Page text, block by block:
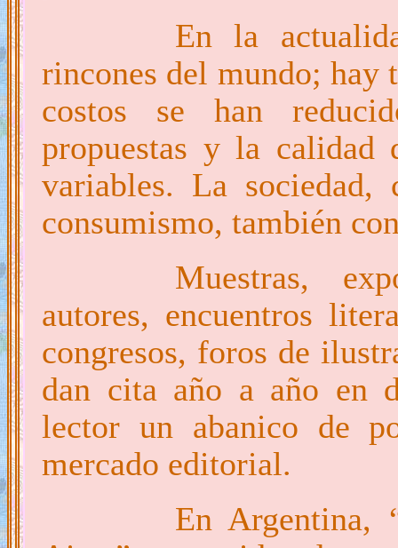
En la
rincones del mundo; hay
costos se han
propuestas y la calidad
variables. La
consumismo, también
Muestras,
autores, encuentros
congresos, foros de
dan cita año a año en
lector un abanico de
mercado editorial.
En Argentina,